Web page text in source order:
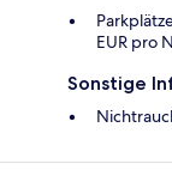
EUR pro
Sonstige